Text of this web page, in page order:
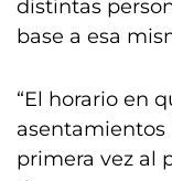
distintas
base a esa
“El horario en
asentamientos
primera vez al